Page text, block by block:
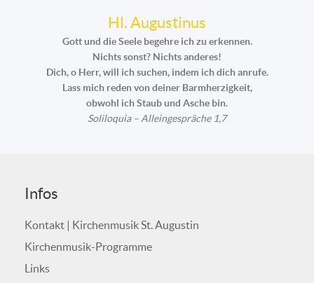
Hl. Augustinus
Gott und die Seele begehre ich zu erkennen.
Nichts sonst? Nichts anderes!
Dich, o Herr, will ich suchen, indem ich dich anrufe.
Lass mich reden von deiner Barmherzigkeit,
obwohl ich Staub und Asche bin.
Soliloquia – Alleingespräche 1,7
Infos
Kontakt | Kirchenmusik St. Augustin
Kirchenmusik-Programme
Links